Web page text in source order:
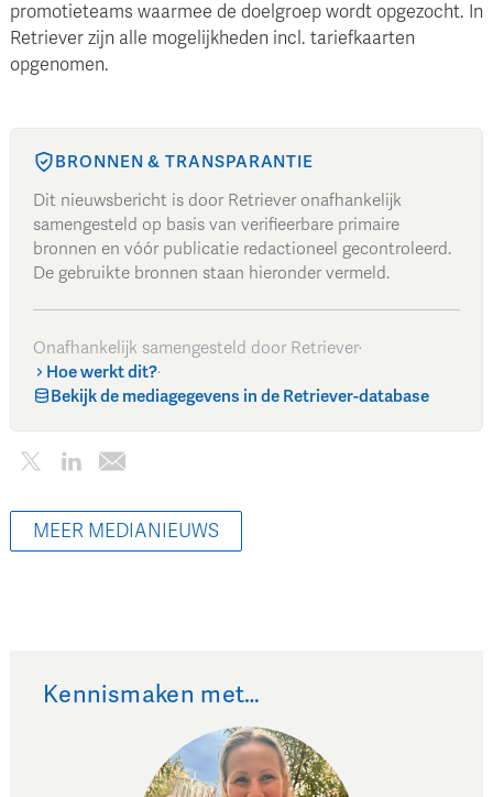
promotieteams waarmee de doelgroep wordt opgezocht. In
Retriever zijn alle mogelijkheden incl. tariefkaarten
opgenomen.
BRONNEN & TRANSPARANTIE
Dit nieuwsbericht is door Retriever onafhankelijk
samengesteld op basis van verifieerbare primaire
bronnen en vóór publicatie redactioneel gecontroleerd.
De gebruikte bronnen staan hieronder vermeld.
Onafhankelijk samengesteld door Retriever·
Hoe werkt dit?·
Bekijk de mediagegevens in de Retriever-database
MEER MEDIANIEUWS
Kennismaken met…